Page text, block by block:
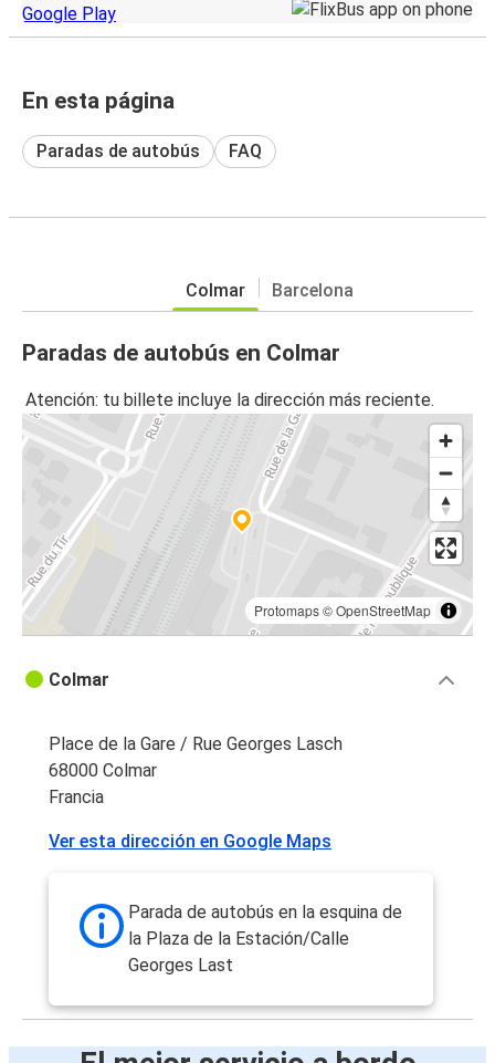
En esta página
Paradas de autobús FAQ
Colmar Barcelona
Paradas de autobús en Colmar
Atención: tu billete incluye la dirección más reciente.
Protomaps©OpenStreetMap
Colmar
Place de la Gare / Rue Georges Lasch
68000 Colmar
Francia
Ver esta dirección en Google Maps
Parada de autobús en la esquina de
la Plaza de la Estación/Calle
Georges Last